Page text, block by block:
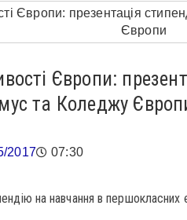
Європи:
та Коледжу
2017 07:30
на навчання в